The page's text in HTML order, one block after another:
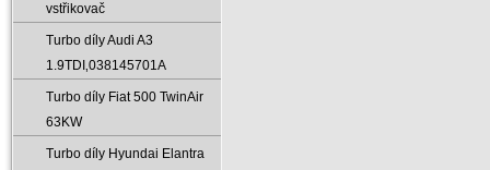
vstřikovač
Turbo díly Audi A3
1.9TDI‚038145701A
Turbo díly Fiat 500 TwinAir
63KW
Turbo díly Hyundai Elantra